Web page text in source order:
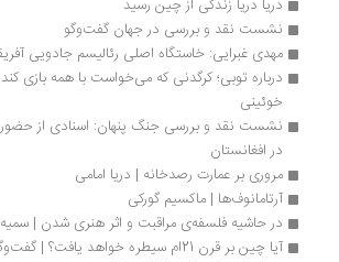
دریا دریا زندگی از چین رسید
نشست نقد و بررسی در جهان گفت‌وگو
مهدی غبرایی: خاستگاه اصلی رئالیسم جادویی آفریقاست
خوئینی
در افغانستان
مروری بر عمارت رصدخانه | دریا امامی
آرتامانوف‌ها | ماکسیم گورکی
در حاشیه فلسفه‌ی مراقبت و اثر هنری‌ شدن | سمیه مهرگان
آیا چین بر قرن 21ام سیطره خواهد یافت؟ | گفت‌وگو